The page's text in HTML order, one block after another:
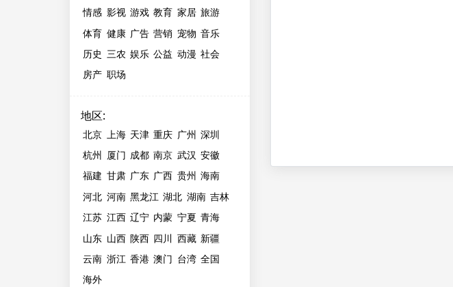
情感 影视 游戏 教育 家居 旅游
体育 健康 广告 营销 宠物 音乐
历史 三农 娱乐 公益 动漫 社会
房产 职场
地区:
北京 上海 天津 重庆 广州 深圳
杭州 厦门 成都 南京 武汉 安徽
福建 甘肃 广东 广西 贵州 海南
河北 河南 黑龙江 湖北 湖南 吉林
江苏 江西 辽宁 内蒙 宁夏 青海
山东 山西 陕西 四川 西藏 新疆
云南 浙江 香港 澳门 台湾 全国
海外